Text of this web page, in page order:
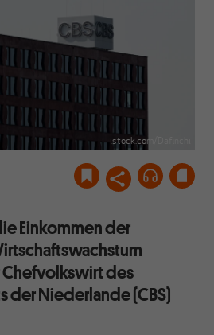
istock.com/Dafinchi
Einkommen der
Chefvolkswirt des
der Niederlande (CBS)